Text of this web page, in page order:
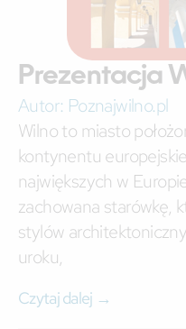
Prezentacja
Autor: Poznajwilno.pl
Wilno to miasto
kontynentu
największych w
zachowana starówkę,
stylów
uroku,
Czytaj dalej →